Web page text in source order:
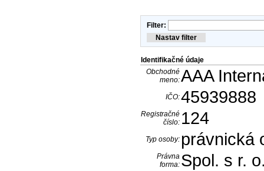
Filter:
Identifikačné údaje
Obchodné
meno:AAA
IČO:45939888
Registračné
číslo: 124
Typ osoby: právnická
Právna
forma: Spol. s r.